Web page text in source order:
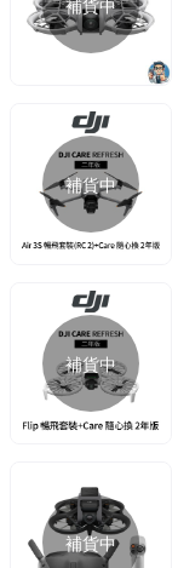
補貨中
補貨中
補貨中
補貨中